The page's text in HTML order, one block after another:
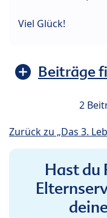
Viel Glück!
Beiträge
2
Zurück zu „Das 3.
Hast du